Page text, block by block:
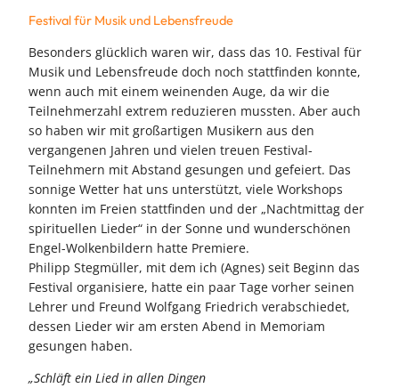
Festival für Musik und Lebensfreude
Besonders glücklich waren wir, dass das 10. Festival für
Musik und Lebensfreude doch noch stattfinden konnte,
wenn auch mit einem weinenden Auge, da wir die
Teilnehmerzahl extrem reduzieren mussten. Aber auch
so haben wir mit großartigen Musikern aus den
vergangenen Jahren und vielen treuen Festival-
Teilnehmern mit Abstand gesungen und gefeiert. Das
sonnige Wetter hat uns unterstützt, viele Workshops
konnten im Freien stattfinden und der „Nachtmittag der
spirituellen Lieder“ in der Sonne und wunderschönen
Engel-Wolkenbildern hatte Premiere.
Philipp Stegmüller, mit dem ich (Agnes) seit Beginn das
Festival organisiere, hatte ein paar Tage vorher seinen
Lehrer und Freund Wolfgang Friedrich verabschiedet,
dessen Lieder wir am ersten Abend in Memoriam
gesungen haben.
„Schläft ein Lied in allen Dingen